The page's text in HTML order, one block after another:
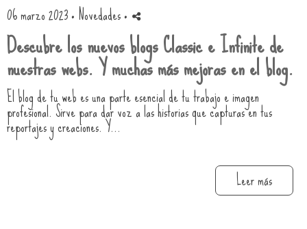
06 marzo 2023 ·Novedades·
Descubre los nuevos blogs Classic e Infinite de
nuestras webs. Y muchas más mejoras en el blog.
El blog de tu web es una parte esencial de tu trabajo e imagen
profesional. Sirve para dar voz a las historias que capturas en tus
reportajes y creaciones. Y...
Leer más